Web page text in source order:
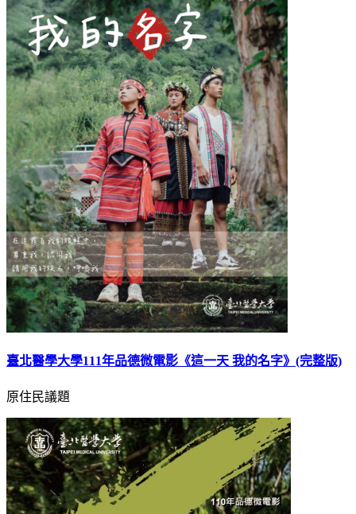
臺北醫學大學111年品德微電影《這一天 我的名字》(完整版)
原住民議題